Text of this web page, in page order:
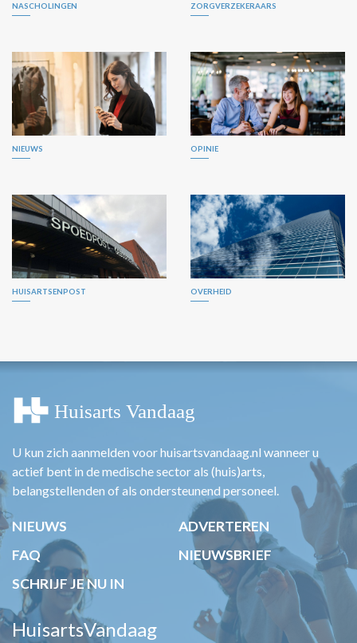
NASCHOLINGEN ZORGVERZEKERAARS
NIEUWS OPINIE
HUISARTSENPOST OVERHEID
U kun zich aanmelden voor huisartsvandaag.nl wanneer u
actief bent in de medische sector als (huis)arts,
belangstellenden of als ondersteunend personeel.
NIEUWS
ADVERTEREN
FAQ
NIEUWSBRIEF
SCHRIJF JE NU IN
HuisartsVandaag